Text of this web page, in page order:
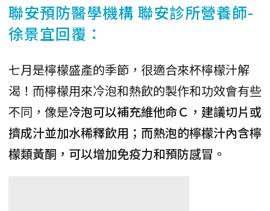
聯安預防醫學機構 聯安診所營養師-
徐景宜回覆：
七月是檸檬盛產的季節，很適合來杯檸檬汁解
渴！而檸檬用來冷泡和熱飲的製作和功效會有些
不同，像是冷泡可以補充維他命Ｃ，建議切片或
擠成汁並加水稀釋飲用；而熱泡的檸檬汁內含檸
檬類黃酮，可以增加免疫力和預防感冒。